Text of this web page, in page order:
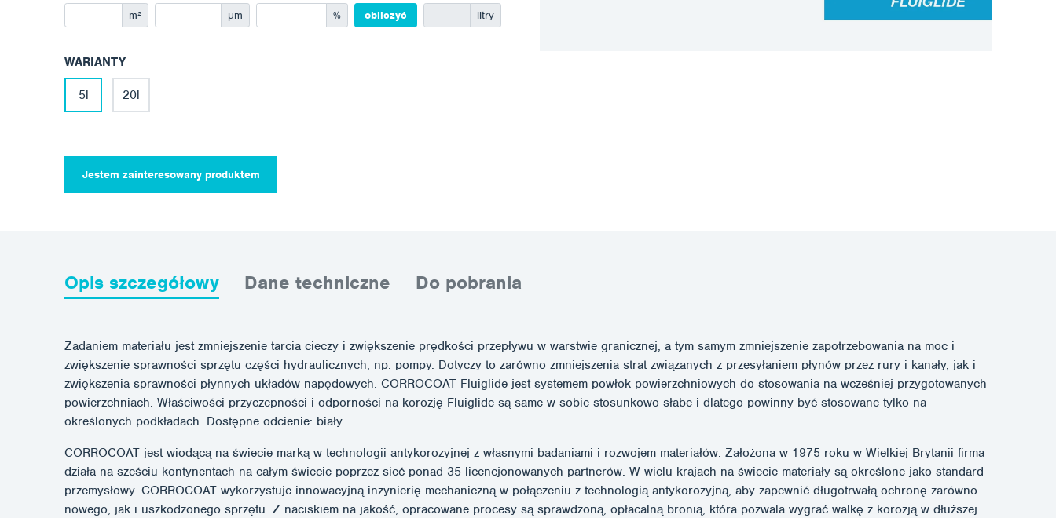
m² μm % obliczyć litry
WARIANTY
5l 20l
Jestem zainteresowany produktem
Opis szczegółowy Dane techniczne Do pobrania
Zadaniem materiału jest zmniejszenie tarcia cieczy i zwiększenie prędkości przepływu w warstwie granicznej, a tym samym zmniejszenie zapotrzebowania na moc i
zwiększenie sprawności sprzętu części hydraulicznych, np. pompy. Dotyczy to zarówno zmniejszenia strat związanych z przesyłaniem płynów przez rury i kanały, jak i
zwiększenia sprawności płynnych układów napędowych. CORROCOAT Fluiglide jest systemem powłok powierzchniowych do stosowania na wcześniej przygotowanych
powierzchniach. Właściwości przyczepności i odporności na korozję Fluiglide są same w sobie stosunkowo słabe i dlatego powinny być stosowane tylko na
określonych podkładach. Dostępne odcienie: biały.
CORROCOAT jest wiodącą na świecie marką w technologii antykorozyjnej z własnymi badaniami i rozwojem materiałów. Założona w 1975 roku w Wielkiej Brytanii firma
działa na sześciu kontynentach na całym świecie poprzez sieć ponad 35 licencjonowanych partnerów. W wielu krajach na świecie materiały są określone jako standard
przemysłowy. CORROCOAT wykorzystuje innowacyjną inżynierię mechaniczną w połączeniu z technologią antykorozyjną, aby zapewnić długotrwałą ochronę zarówno
nowego, jak i uszkodzonego sprzętu. Z naciskiem na jakość, opracowane procesy są sprawdzoną, opłacalną bronią, która pozwala wygrać walkę z korozją w dłuższej